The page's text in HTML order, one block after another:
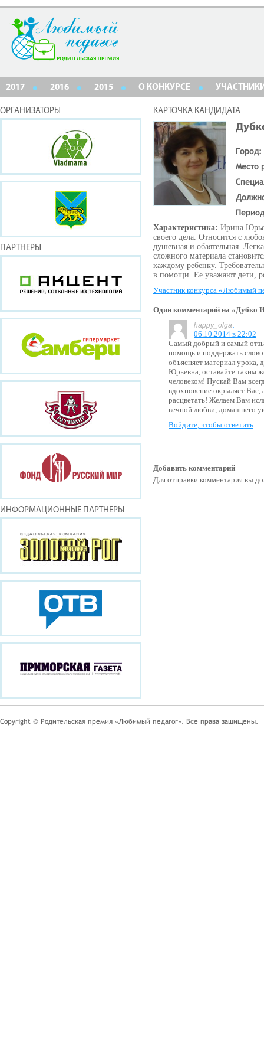
2017 2016 2015 О КОНКУРСЕ
ОРГАНИЗАТОРЫ
ПАРТНЕРЫ
ИНФОРМАЦИОННЫЕ ПАРТНЕРЫ
КАРТОЧКА КАНДИДАТА
Город:
Место
Характеристика: Ирина
своего дела. Относится с
душевная и обаятельная.
сложного материала
каждому ребенку.
в помощи. Ее уважают дети,
Участник конкурса «Любимый
Один комментарий на «Дубко
happy_olga:
06.10.2014 в 22:02
Самый добрый и самый
помощь и поддержать
объясняет материал урока,
Юрьевна, оставайте таким
человеком! Пускай Вам
вдохновение окрыляет Вас,
расцветать! Желаем Вам
вечной любви, домашнего
Войдите, чтобы ответить
Добавить комментарий
Для отправки комментария вы
Copyright © Родительская премия «Любимый педагог». Все права защищены.